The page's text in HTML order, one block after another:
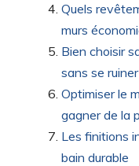
Quels
murs
Bien choisir
sans se ruiner
Optimiser le
gagner de la
Les finitions
bain durable